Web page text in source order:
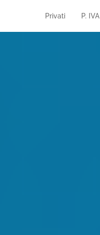
Privati P. IVA